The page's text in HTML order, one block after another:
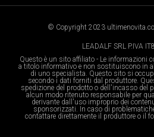
© Copyright 2023
LEADALF SRL P.IVA
Questo è un sito affiliato - Le informazioni
a titolo informativo e non sostituiscono in
di uno specialista. Questo sito si
secondo i dati forniti dal produttore.
spedizione del prodotto o dell'incasso del
alcun modo ritenuto responsabile per
derivante dall'uso improprio dei
sponsorizzati. In caso di
contattare direttamente il produttore o il